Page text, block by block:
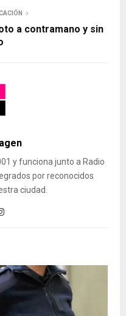
a contramano y sin
y funciona junto a Radio
por reconocidos
ciudad.